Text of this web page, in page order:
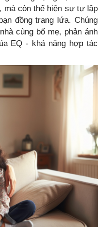
còn thể hiện sự tự lập
đồng trang lứa. Chúng
cùng bố mẹ, phản ánh
EQ - khả năng hợp tác